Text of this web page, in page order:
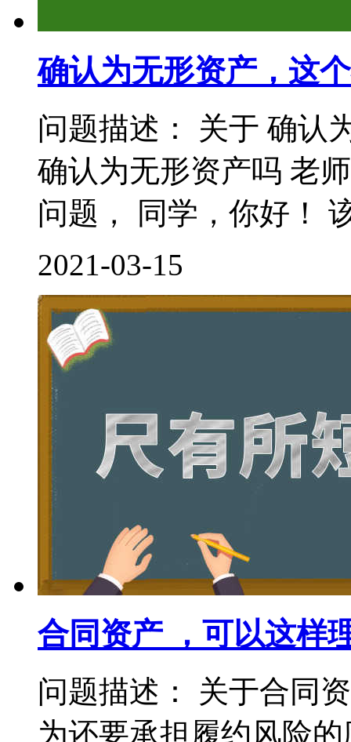
确认为无形资产，这
问题描述： 关于 确认
确认为无形资产吗 老
问题， 同学，你好！
2021-03-15
合同资产 ，可以这样
问题描述： 关于合同
为还要承担履约风险